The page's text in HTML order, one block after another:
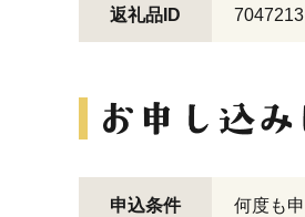
返礼品ID 7047213
申込条件 何度も